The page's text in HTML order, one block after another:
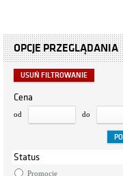
OPCJE PRZEGLĄDANIA
USUŃ FILTROWANIE
Cena
od do
Status
Promocje